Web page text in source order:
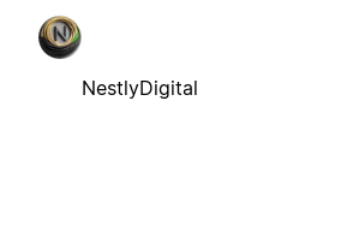
NestlyDigital